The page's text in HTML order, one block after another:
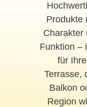
Produkte
Charakter
Funktion –
für Ihre
Terrasse,
Balkon
Region